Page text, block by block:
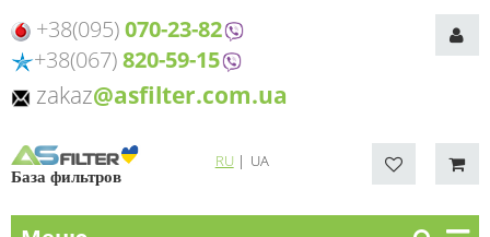
+38(095)070-23-82
+38(067)820-59-15
zakaz@asfilter.com.ua
База фильтров
RU| UA